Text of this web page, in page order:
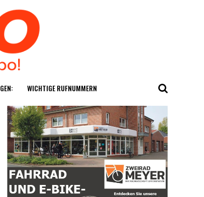
WICH­TI­GE RUFNUMMERN